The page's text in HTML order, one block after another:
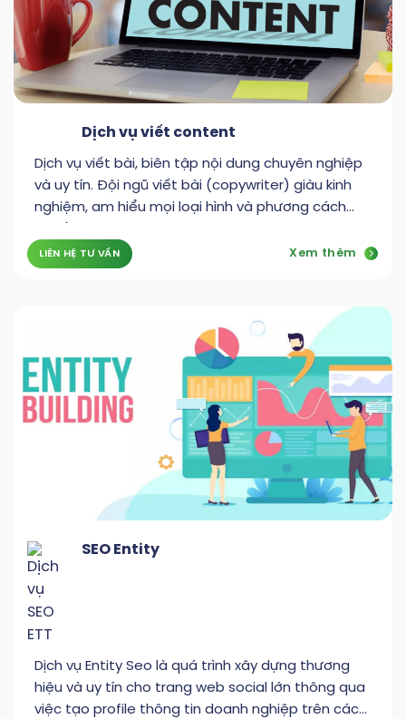
Dịch vụ viết content
Dịch vụ viết bài, biên tập nội dung chuyên nghiệp
và uy tín. Đội ngũ viết bài (copywriter) giàu kinh
nghiệm, am hiểu mọi loại hình và phương cách
LIÊN HỆ TƯ VẤN Xem thêm
SEO Entity
Dịch vụ Entity Seo là quá trình xây dựng thương
hiệu và uy tín cho trang web social lớn thông qua
việc tạo profile thông tin doanh nghiệp trên các